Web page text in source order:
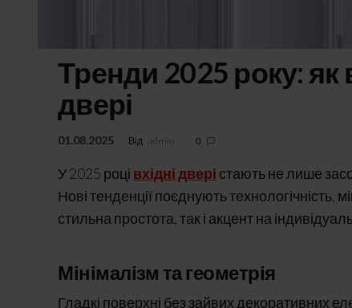
Тренди 2025 року: як
двері
01.08.2025 Від admin 0
У 2025 році вхідні двері стають не лише
Нові тенденції поєднують технологічність,
стильна простота, так і акцент на
Мінімалізм та геометрія
Гладкі поверхні без зайвих декоративних